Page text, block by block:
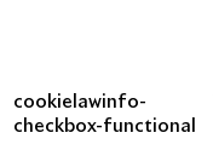
cookielawinfo-
checkbox-functional